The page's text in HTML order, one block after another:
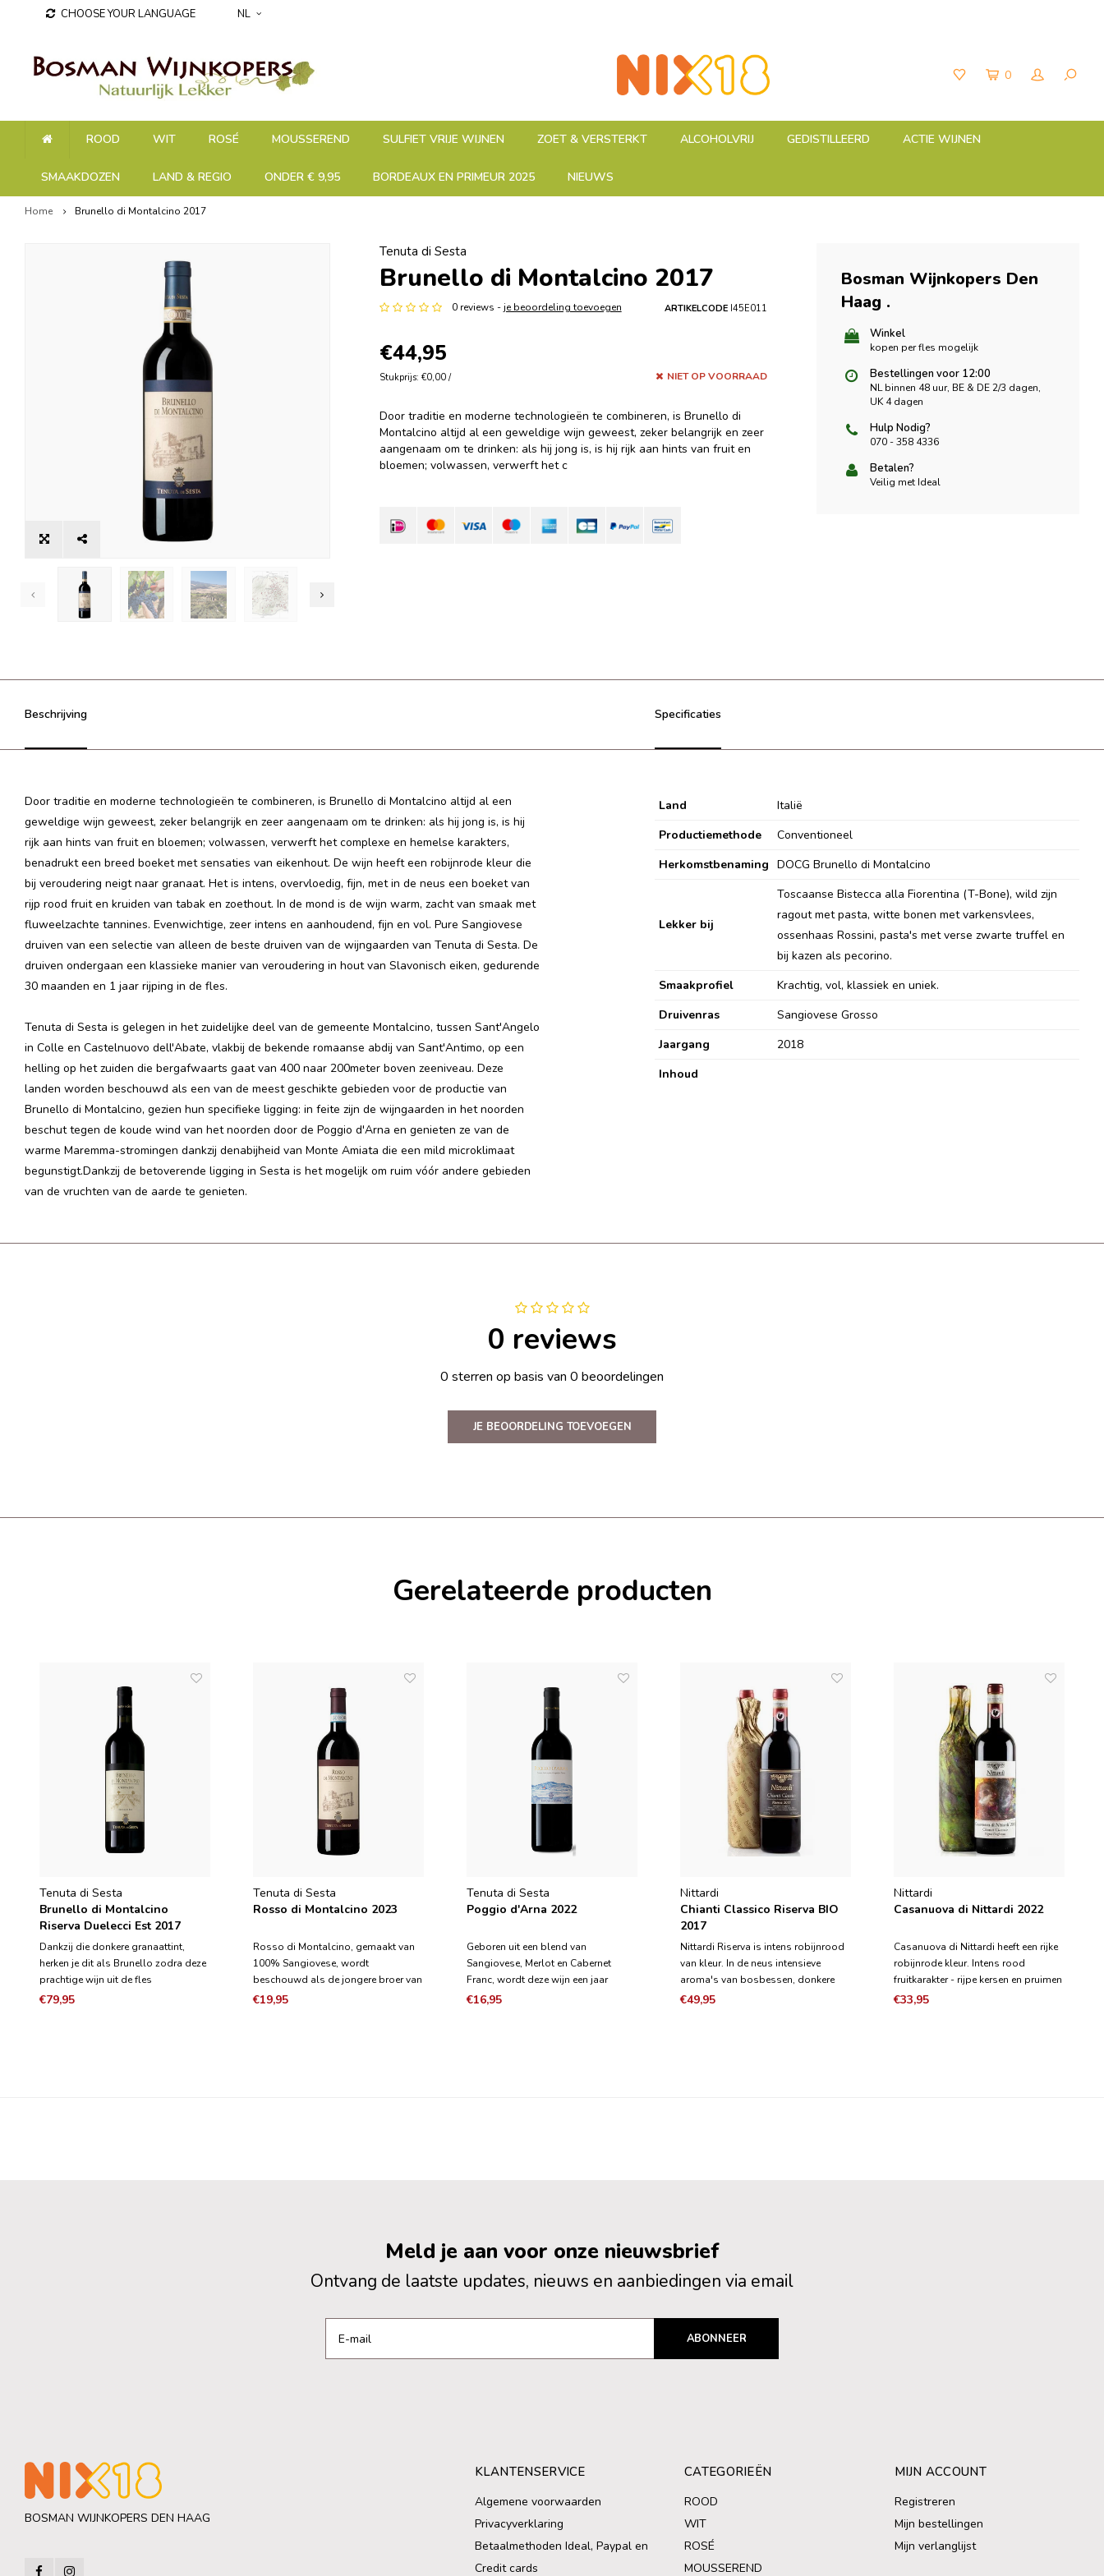
CHOOSE YOUR LANGUAGE NL
0
ROOD WIT ROSÉ MOUSSEREND SULFIET VRIJE WIJNEN ZOET & VERSTERKT ALCOHOLVRIJ GEDISTILLEERD ACTIE WIJNEN
SMAAKDOZEN LAND & REGIO ONDER € 9,95 BORDEAUX EN PRIMEUR 2025 NIEUWS
Home Brunello di Montalcino 2017
Tenuta di Sesta
Brunello di Montalcino 2017
0 reviews -je beoordeling toevoegen ARTIKELCODEI45E011
€44,95
Stukprijs: €0,00 / NIET OP VOORRAAD
Door traditie en moderne technologieën te combineren, is Brunello di
Montalcino altijd al een geweldige wijn geweest, zeker belangrijk en zeer
aangenaam om te drinken: als hij jong is, is hij rijk aan hints van fruit en
bloemen; volwassen, verwerft het c
Bosman Wijnkopers Den
Haag .
Winkel
kopen per fles mogelijk
Bestellingen voor 12:00
NL binnen 48 uur, BE & DE 2/3 dagen,
UK 4 dagen
Hulp Nodig?
070 - 358 4336
Betalen?
Veilig met Ideal
Beschrijving Specificaties
Door traditie en moderne technologieën te combineren, is Brunello di Montalcino altijd al een
geweldige wijn geweest, zeker belangrijk en zeer aangenaam om te drinken: als hij jong is, is hij
rijk aan hints van fruit en bloemen; volwassen, verwerft het complexe en hemelse karakters,
benadrukt een breed boeket met sensaties van eikenhout. De wijn heeft een robijnrode kleur die
bij veroudering neigt naar granaat. Het is intens, overvloedig, fijn, met in de neus een boeket van
rijp rood fruit en kruiden van tabak en zoethout. In de mond is de wijn warm, zacht van smaak met
fluweelzachte tannines. Evenwichtige, zeer intens en aanhoudend, fijn en vol. Pure Sangiovese
druiven van een selectie van alleen de beste druiven van de wijngaarden van Tenuta di Sesta. De
druiven ondergaan een klassieke manier van veroudering in hout van Slavonisch eiken, gedurende
30 maanden en 1 jaar rijping in de fles.
Tenuta di Sesta is gelegen in het zuidelijke deel van de gemeente Montalcino, tussen Sant'Angelo
in Colle en Castelnuovo dell'Abate, vlakbij de bekende romaanse abdij van Sant'Antimo, op een
helling op het zuiden die bergafwaarts gaat van 400 naar 200meter boven zeeniveau. Deze
landen worden beschouwd als een van de meest geschikte gebieden voor de productie van
Brunello di Montalcino, gezien hun specifieke ligging: in feite zijn de wijngaarden in het noorden
beschut tegen de koude wind van het noorden door de Poggio d'Arna en genieten ze van de
warme Maremma-stromingen dankzij denabijheid van Monte Amiata die een mild microklimaat
begunstigt.Dankzij de betoverende ligging in Sesta is het mogelijk om ruim vóór andere gebieden
van de vruchten van de aarde te genieten.
Land
Italië
Productiemethode
Conventioneel
Herkomstbenaming DOCG Brunello di Montalcino
Lekker bij
Toscaanse Bistecca alla Fiorentina (T-Bone), wild zijn
ragout met pasta, witte bonen met varkensvlees,
ossenhaas Rossini, pasta's met verse zwarte truffel en
bij kazen als pecorino.
Smaakprofiel
Krachtig, vol, klassiek en uniek.
Druivenras
Sangiovese Grosso
Jaargang
2018
Inhoud
0 reviews
0 sterren op basis van 0 beoordelingen
JE BEOORDELING TOEVOEGEN
Gerelateerde producten
Tenuta di Sesta
Brunello di Montalcino
Riserva Duelecci Est 2017
Dankzij die donkere granaattint,
herken je dit als Brunello zodra deze
prachtige wijn uit de fles
geschonken wordt. De Brunello di
€79,95
Tenuta di Sesta
Rosso di Montalcino 2023
Rosso di Montalcino, gemaakt van
100% Sangiovese, wordt
beschouwd als de jongere broer van
Brunello. Een jaar gerijpt in 20 hl
€19,95
Tenuta di Sesta
Poggio d'Arna 2022
Geboren uit een blend van
Sangiovese, Merlot en Cabernet
Franc, wordt deze wijn een jaar
gerijpt in Franse Allier barriques en
€16,95
Nittardi
Chianti Classico Riserva BIO
2017
Nittardi Riserva is intens robijnrood
van kleur. In de neus intensieve
aroma's van bosbessen, donkere
kersen, rijpe bramen met tonen van
€49,95
Nittardi
Casanuova di Nittardi 2022
Casanuova di Nittardi heeft een rijke
robijnrode kleur. Intens rood
fruitkarakter - rijpe kersen en pruimen
domineren, met interessante tonen
€33,95
Meld je aan voor onze nieuwsbrief
Ontvang de laatste updates, nieuws en aanbiedingen via email
ABONNEER
BOSMAN WIJNKOPERS DEN HAAG
KLANTENSERVICE
Algemene voorwaarden
Privacyverklaring
Betaalmethoden Ideal, Paypal en
Credit cards
CATEGORIEËN
ROOD
WIT
ROSÉ
MOUSSEREND
MIJN ACCOUNT
Registreren
Mijn bestellingen
Mijn verlanglijst